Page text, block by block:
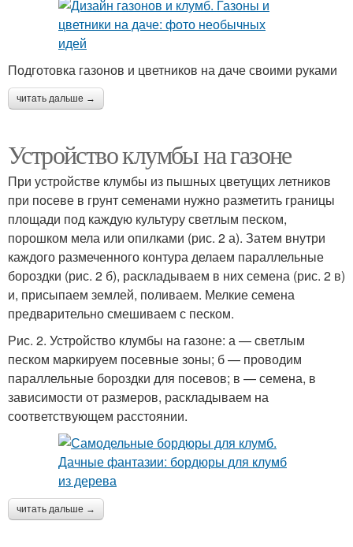
Подготовка газонов и цветников на даче своими руками
читать дальше →
Устройство клумбы на газоне
При устройстве клумбы из пышных цветущих летников
при посеве в грунт семенами нужно разметить границы
площади под каждую культуру светлым песком,
порошком мела или опилками (рис. 2 а). Затем внутри
каждого размеченного контура делаем параллельные
бороздки (рис. 2 б), раскладываем в них семена (рис. 2 в)
и, присыпаем землей, поливаем. Мелкие семена
предварительно смешиваем с песком.
Рис. 2. Устройство клумбы на газоне: а — светлым
песком маркируем посевные зоны; б — проводим
параллельные бороздки для посевов; в — семена, в
зависимости от размеров, раскладываем на
соответствующем расстоянии.
читать дальше →